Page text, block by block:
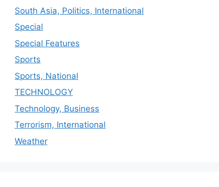
South Asia, Politics, International
Special
Special Features
Sports
Sports, National
TECHNOLOGY
Technology, Business
Terrorism, International
Weather